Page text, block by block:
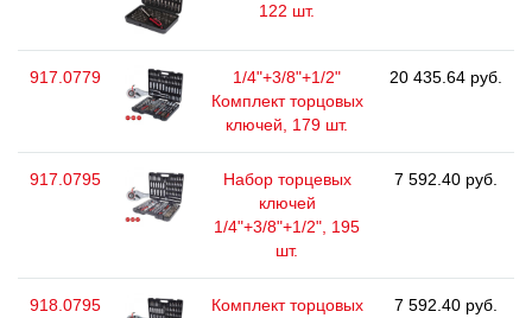
122 шт.
917.0779
1/4"+3/8"+1/2"
Комплект торцовых
ключей, 179 шт.
20 435.64 руб.
917.0795
Набор торцевых
ключей
1/4"+3/8"+1/2", 195
шт.
7 592.40 руб.
918.0795
Комплект торцовых
7 592.40 руб.